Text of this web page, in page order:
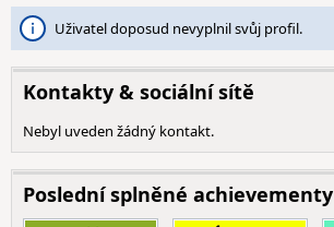
Uživatel doposud nevyplnil svůj profil.
Kontakty & sociální sítě
Nebyl uveden žádný kontakt.
Poslední splněné achievementy